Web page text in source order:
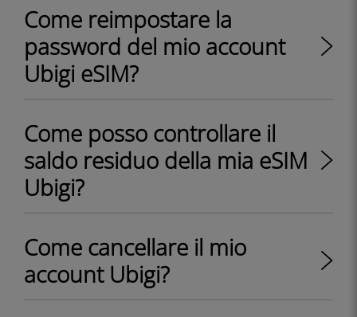
Come reimpostare la
password del mio account
Ubigi eSIM?
Come posso controllare il
saldo residuo della mia eSIM
Ubigi?
Come cancellare il mio
account Ubigi?